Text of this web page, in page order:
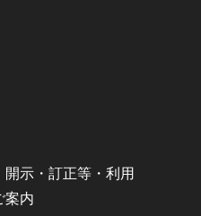
⽰・訂正等・利⽤
案内